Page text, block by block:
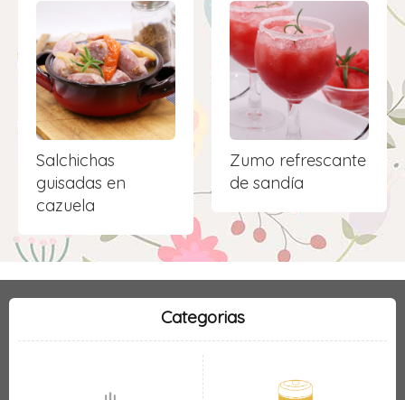
Salchichas
guisadas en
cazuela
Zumo refrescante
de sandía
Categorias